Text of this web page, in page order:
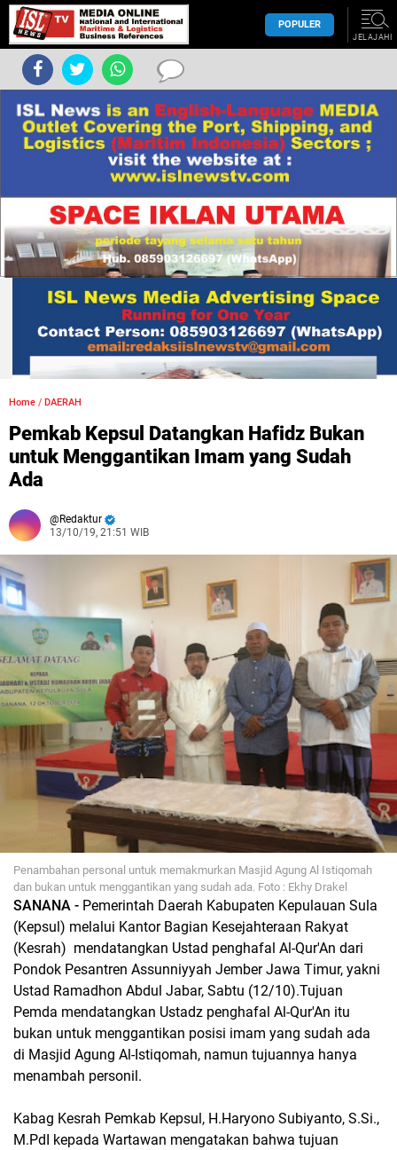
POPULER
JELAJAHI
Home / DAERAH
Pemkab Kepsul Datangkan Hafidz Bukan
untuk Menggantikan Imam yang Sudah
Ada
Redaktur
13/10/19, 21:51 WIB
Penambahan personal untuk memakmurkan Masjid Agung Al Istiqomah
dan bukan untuk menggantikan yang sudah ada. Foto : Ekhy Drakel
SANANA - Pemerintah Daerah Kabupaten Kepulauan Sula
(Kepsul) melalui Kantor Bagian Kesejahteraan Rakyat
(Kesrah) mendatangkan Ustad penghafal Al-Qur'An dari
Pondok Pesantren Assunniyyah Jember Jawa Timur, yakni
Ustad Ramadhon Abdul Jabar, Sabtu (12/10).Tujuan
Pemda mendatangkan Ustadz penghafal Al-Qur'An itu
bukan untuk menggantikan posisi imam yang sudah ada
di Masjid Agung Al-Istiqomah, namun tujuannya hanya
menambah personil.
Kabag Kesrah Pemkab Kepsul, H.Haryono Subiyanto, S.Si.,
M.PdI kepada Wartawan mengatakan bahwa tujuan